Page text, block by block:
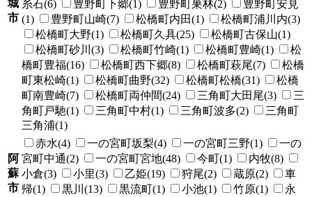
城
市
糸石(6) 豊野町下郷(1) 豊野町巣林(2)
豊野町安見
(1)
豊野町山崎(7) 松橋町内田(1)
松橋町浦川内(3)
松橋町大野(1)
松橋町久具(25)
松橋町古保山(1)
松橋町砂川(3)
松橋町竹崎(1) 松橋町豊崎(1)
松
橋町豊福(16)
松橋町西下郷(8) 松橋町萩尾(7)
松橋
町東松崎(1)
松橋町曲野(32) 松橋町松橋(31)
松橋
町南豊崎(7)
松橋町両仲間(24) 三角町大田尾(3)
三
角町戸馳(1)
三角町中村(1) 三角町波多(2)
三角町
三角浦(1)
阿
蘇
市
赤水(4) 一の宮町坂梨(4) 一の宮町三野(1)
一の
宮町中通(2)
一の宮町宮地(48) 今町(1)
内牧(8)
小倉(3)
小里(3) 乙姫(19) 狩尾(2) 蔵原(2)
車
帰(1)
黒川(13) 黒流町(1) 小池(1) 竹原(1)
永